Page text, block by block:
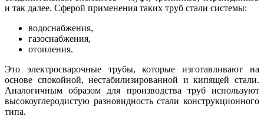
и так далее. Сферой применения таких труб стали системы:
водоснабжения,
газоснабжения,
отопления.
Это электросварочные трубы, которые изготавливают на
основе спокойной, нестабилизированной и кипящей стали.
Аналогичным образом для производства труб используют
высокоуглеродистую разновидность стали конструкционного
типа.